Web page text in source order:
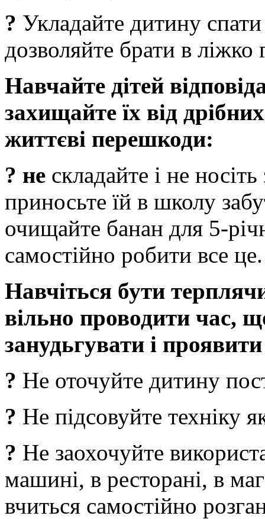
? Укладайте дитину
дозволяйте брати в ліжко
Навчайте дітей
захищайте їх від
життєві перешкоди:
? не складайте і не
приносьте їй в школу
очищайте банан для 5-
самостійно робити все це.
Навчіться бути
вільно проводити час,
занудьгувати і
? Не оточуйте дитину
? Не підсовуйте техніку
? Не заохочуйте
машині, в ресторані, в
вчиться самостійно